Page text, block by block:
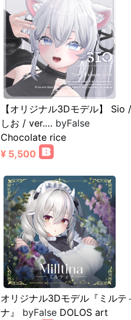
【オリジナル3Dモデル】 Sio /
しお / ver.… byFalse
Chocolate rice
¥ 5,500
オリジナル3Dモデル『ミルテ
ナ』
byFalse DOLOS art